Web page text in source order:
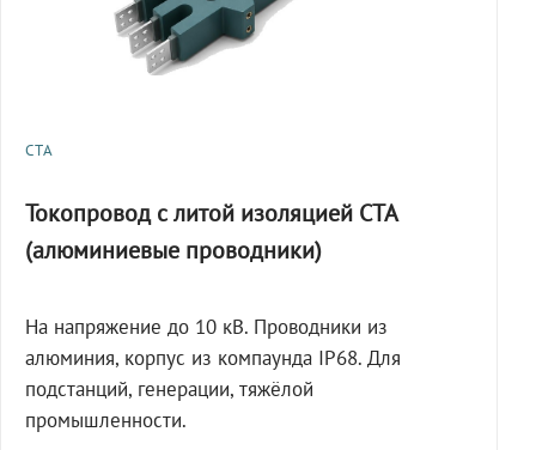
СТА
Токопровод с литой изоляцией СТА
(алюминиевые проводники)
На напряжение до 10 кВ. Проводники из
алюминия, корпус из компаунда IP68. Для
подстанций, генерации, тяжёлой
промышленности.